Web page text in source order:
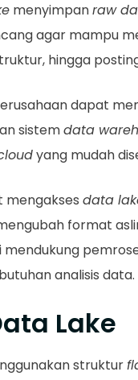
menyimpanraw
agar mampu
hingga
dapat
sistemdata
yang mudah
mengakses data
format
mendukung
analisis data.
Lake
struktur